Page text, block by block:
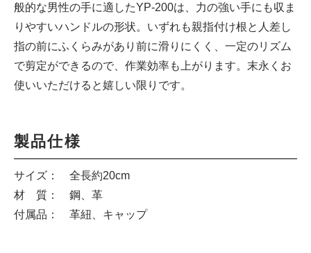
般的な男性の手に適したYP-200は、力の強い手にも収ま
りやすいハンドルの形状。いずれも親指付け根と人差し
指の前にふくらみがあり前に滑りにくく、一定のリズム
で剪定ができるので、作業効率も上がります。末永くお
使いいただけると嬉しい限りです。
製品仕様
サイズ： 全長約20cm
材 質： 鋼、革
付属品： 革紐、キャップ